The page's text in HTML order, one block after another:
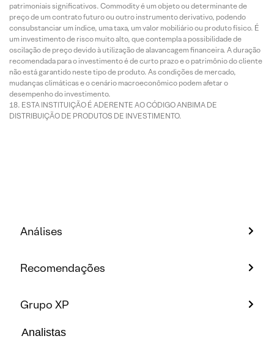
patrimoniais significativos. Commodity é um objeto ou determinante de
preço de um contrato futuro ou outro instrumento derivativo, podendo
consubstanciar um índice, uma taxa, um valor mobiliário ou produto físico. É
um investimento de risco muito alto, que contempla a possibilidade de
oscilação de preço devido à utilização de alavancagem financeira. A duração
recomendada para o investimento é de curto prazo e o patrimônio do cliente
não está garantido neste tipo de produto. As condições de mercado,
mudanças climáticas e o cenário macroeconômico podem afetar o
desempenho do investimento.
ESTA INSTITUIÇÃO É ADERENTE AO CÓDIGO ANBIMA DE
DISTRIBUIÇÃO DE PRODUTOS DE INVESTIMENTO.
Análises
Recomendações
Grupo XP
Analistas